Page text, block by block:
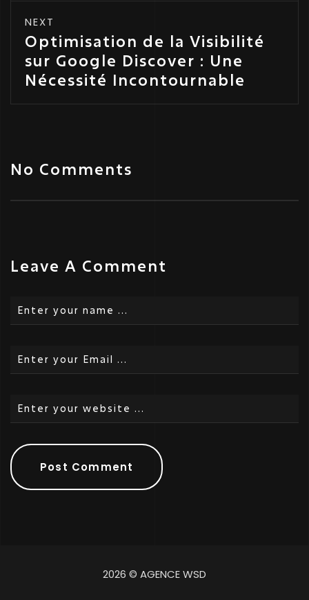
NEXT
Optimisation de la Visibilité
sur Google Discover : Une
Nécessité Incontournable
No Comments
Leave A Comment
2026 © AGENCE WSD